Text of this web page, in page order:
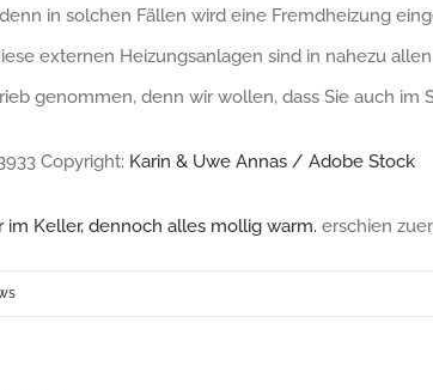
in solchen Fällen wird eine Fremdheizung
externen Heizungsanlagen sind in nahezu
genommen, denn wir wollen, dass Sie auch
Copyright: Karin & Uwe Annas / Adobe Stock
im Keller, dennoch alles mollig warm. erschien